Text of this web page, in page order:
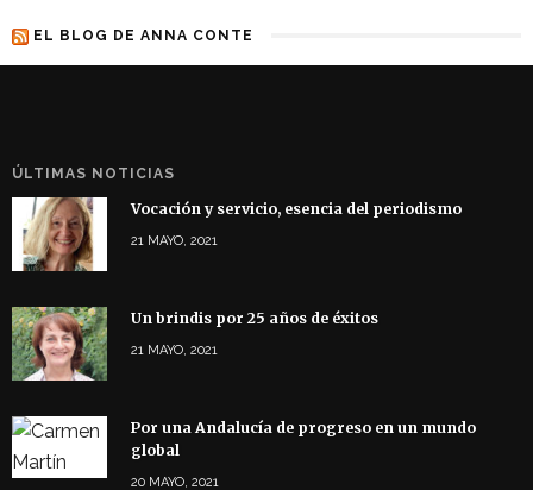
EL BLOG DE ANNA CONTE
ÚLTIMAS NOTICIAS
Vocación y servicio, esencia del periodismo
21 MAYO, 2021
Un brindis por 25 años de éxitos
21 MAYO, 2021
Por una Andalucía de progreso en un mundo
global
20 MAYO, 2021